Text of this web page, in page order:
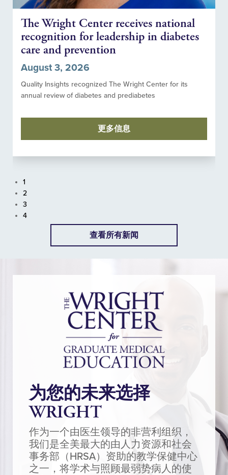
The Wright Center receives national
recognition for leadership in diabetes
care and prevention
August 3, 2026
Quality Insights recognized The Wright Center for its
annual review of diabetes and prediabetes
更多信息
1
2
3
4
查看所有新闻
为您的未来选择
WRIGHT
作为一个由医生领导的非营利组织，
我们是全美最大的由人力资源和社会
事务部（HRSA）资助的教学保健中心
之一，将学术与照顾最弱势病人的使